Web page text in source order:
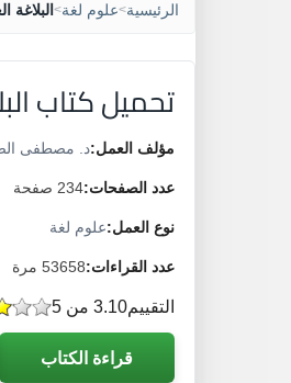
الرئيسية>علوم لغة> البلاغة
تحميل كتاب
مؤلف العمل:د. مصطفى
عدد الصفحات:234 صفحة
نوع العمل:علوم لغة
عدد القراءات:53658 مرة
التقييم3.10 من 5
قراءة الكتاب